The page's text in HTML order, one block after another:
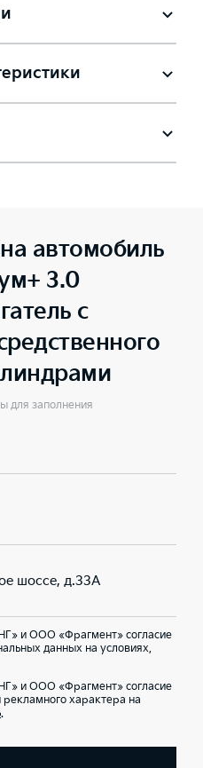
автомобиль
3.0
с
для заполнения
шоссе, д.33А
и ООО «Фрагмент» согласие
данных на условиях,
и ООО «Фрагмент» согласие
характера на
.